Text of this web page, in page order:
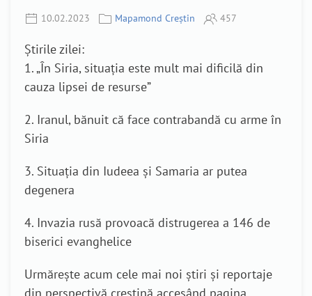
10.02.2023 Mapamond Creștin 457
Știrile zilei:
1. „În Siria, situația este mult mai dificilă din
cauza lipsei de resurse”
2. Iranul, bănuit că face contrabandă cu arme în
Siria
3. Situația din Iudeea și Samaria ar putea
degenera
4. Invazia rusă provoacă distrugerea a 146 de
biserici evanghelice
Urmărește acum cele mai noi știri și reportaje